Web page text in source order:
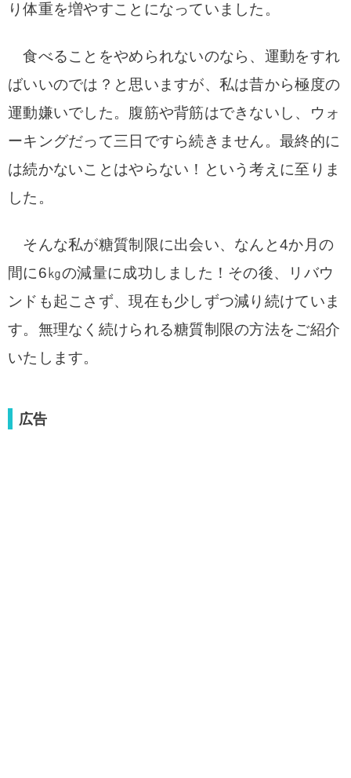
り体重を増やすことになっていました。
食べることをやめられないのなら、運動をすれ
ばいいのでは？と思いますが、私は昔から極度の
運動嫌いでした。腹筋や背筋はできないし、ウォ
ーキングだって三日ですら続きません。最終的に
は続かないことはやらない！という考えに至りま
した。
そんな私が糖質制限に出会い、なんと4か月の
間に6㎏の減量に成功しました！その後、リバウ
ンドも起こさず、現在も少しずつ減り続けていま
す。無理なく続けられる糖質制限の方法をご紹介
いたします。
広告